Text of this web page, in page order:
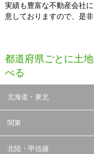
実績も豊富な不動産会社
意しておりますので、是非
都道府県ごとに土
べる
北海道・東北
関東
北陸・甲信越